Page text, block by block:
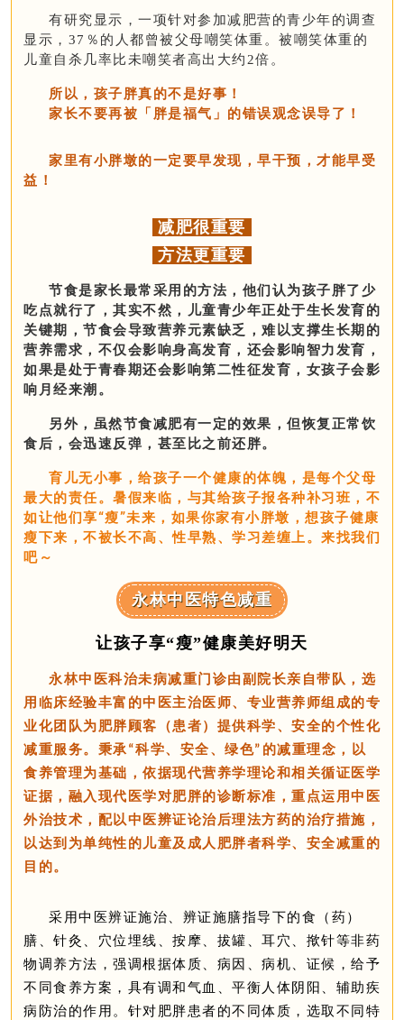
有研究显示，一项针对参加减肥营的青少年的调查
显示，37％的人都曾被父母嘲笑体重。被嘲笑体重的
儿童自杀几率比未嘲笑者高出大约2倍。
所以，孩子胖真的不是好事！
家长不要再被「胖是福气」的错误观念误导了！
家里有小胖墩的一定要早发现，早干预，才能早受
益！
减肥很重要
方法更重要
节食是家长最常采用的方法，他们认为孩子胖了少
吃点就行了，其实不然，儿童青少年正处于生长发育的
关键期，节食会导致营养元素缺乏，难以支撑生长期的
营养需求，不仅会影响身高发育，还会影响智力发育，
如果是处于青春期还会影响第二性征发育，女孩子会影
响月经来潮。
另外，虽然节食减肥有一定的效果，但恢复正常饮
食后，会迅速反弹，甚至比之前还胖。
育儿无小事，给孩子一个健康的体魄，是每个父母
最大的责任。暑假来临，与其给孩子报各种补习班，不
如让他们享“瘦”未来，如果你家有小胖墩，想孩子健康
瘦下来，不被长不高、性早熟、学习差缠上。来找我们
吧～
永林中医特色减重
让孩子享“瘦”健康美好明天
永林中医科治未病减重门诊由副院长亲自带队，选
用临床经验丰富的中医主治医师、专业营养师组成的专
业化团队为肥胖顾客（患者）提供科学、安全的个性化
减重服务。秉承 “科学、安全、绿色” 的减重理念，以
食养管理为基础，依据现代营养学理论和相关循证医学
证据，融入现代医学对肥胖的诊断标准，重点运用中医
外治技术，配以中医辨证论治后理法方药的治疗措施，
以达到为单纯性的儿童及成人肥胖者科学、安全减重的
目的。
采用中医辨证施治、辨证施膳指导下的食（药）
膳、针灸、穴位埋线、按摩、拔罐、耳穴、揿针等非药
物调养方法，强调根据体质、病因、病机、证候，给予
不同食养方案，具有调和气血、平衡人体阴阳、辅助疾
病防治的作用。针对肥胖患者的不同体质，选取不同特